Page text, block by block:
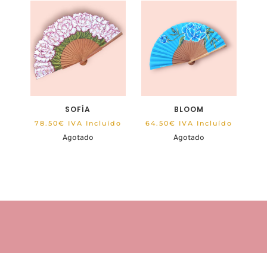
SOFÍA
78.50€ IVA Incluído
Agotado
BLOOM
64.50€ IVA Incluído
Agotado